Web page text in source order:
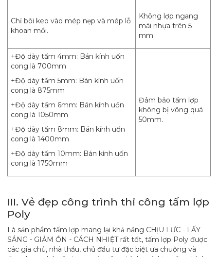
Chỉ bôi keo vào mép nẹp và mép lỗ
khoan mồi.
Không lợp ngang
mái nhựa trên 5
mm
+Độ dày tấm 4mm: Bán kính uốn
cong là 700mm
+Độ dày tấm 5mm: Bán kính uốn
cong là 875mm
+Độ dày tấm 6mm: Bán kính uốn
cong là 1050mm
+Độ dày tấm 8mm: Bán kính uốn
cong là 1400mm
+Độ dày tấm 10mm: Bán kính uốn
cong là 1750mm
Đảm bảo tấm lợp
không bị võng quá
50mm.
III. Vẻ đẹp công trình thi công tấm lợp
Poly
Là sản phẩm tấm lợp mang lại khả năng CHỊU LỰC - LẤY
SÁNG - GIẢM ỒN - CÁCH NHIỆT rất tốt, tấm lợp Poly được
các gia chủ, nhà thầu, chủ đầu tư đặc biệt ưa chuộng và